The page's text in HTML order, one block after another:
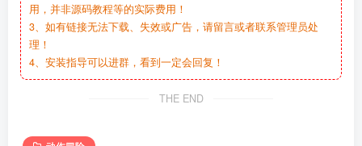
用，并非源码教程等的实际费用！
3、如有链接无法下载、失效或广告，请留言或者联系管理员处
理！
4、安装指导可以进群，看到一定会回复！
THE END